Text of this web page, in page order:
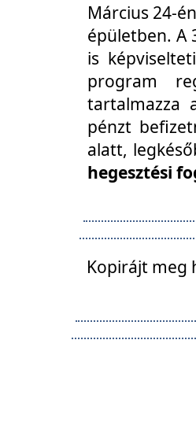
Március 24-
épületben. A
is
program
tartalmazza
pénzt
alatt,
hegesztési
Kopirájt meg